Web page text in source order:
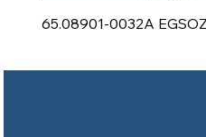
65.08901-0032A